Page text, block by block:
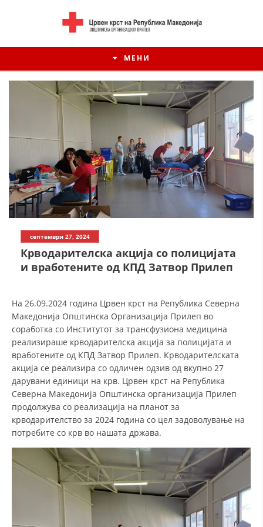
МЕНИ
ИСТОРИЈАТ НА ЦКРСМ
ИСТОРИЈАТ НА ДВИЖЕЊЕТО
СТРУКТУРА НА ОРГАНИЗАЦИЈАТА
ЧЛЕНСТВО ВО ПРОФЕСИОНАЛНИ ТЕЛА
ЗАКОН ЗА ЦКРМ
СТАТУТ НА ЦКРМ
ОРГАНИЗАЦИЈА И РАЗВОЈ
РАКОВОДЕН ОДБОР
СТРУКТУРА И ОРГАНИЗАЦИОНА ПОСТАВЕНОСТ
септември 27, 2024
Крводарителска акција со полицијата
и вработените од КПД Затвор Прилеп
На 26.09.2024 година Црвен крст на Република Северна
Македонија Општинска Организација Прилеп во
соработка со Институтот за трансфузиона медицина
реализираше крводарителска акција за полицијата и
вработените од КПД Затвор Прилеп. Крводарителската
акција се реализира со одличен одзив од вкупно 27
дарувани единици на крв. Црвен крст на Република
Северна Македонија Општинска организација Прилеп
продолжува со реализација на планот за
крводарителство за 2024 година со цел задоволување на
потребите со крв во нашата држава.